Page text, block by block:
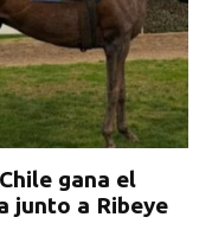
gana el
junto a Ribeye